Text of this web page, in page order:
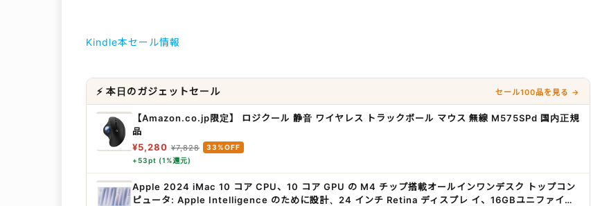
Kindle本セール情報
⚡ 本日のガジェットセール セール100品を見る →
【Amazon.co.jp限定】 ロジクール 静音 ワイヤレス トラックボール マウス 無線 M575SPd 国内正規
品
¥5,280 ¥7,828
33%OFF
+53pt (1%還元)
Apple 2024 iMac 10 コア CPU、10 コア GPU の M4 チップ搭載オールインワンデスク トップコン
ピュータ: Apple Intelligence のために設計、24 インチ Retina ディスプレ イ、16GBユニファイド